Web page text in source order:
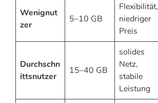
Wenignut
zer
5–10 GB
Flexibilität,
niedriger
Preis
Durchschn
ittsnutzer
15–40 GB
solides
Netz,
stabile
Leistung